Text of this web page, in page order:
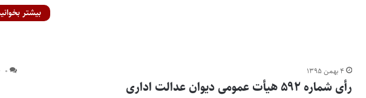
بیشتر
۴ بهمن ۱۳۹۵ ۰
رأی شماره ۵۹۲ هیأت عمومی دیوان عدالت اداری